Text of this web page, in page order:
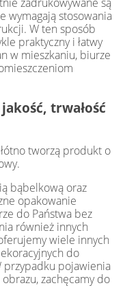
wymagają stosowania
W ten sposób
praktyczny i łatwy
w mieszkaniu, biurze
trwałość
tworzą produkt o
bąbelkową oraz
opakowanie
do Państwa bez
również innych
wiele innych
do
przypadku pojawienia
zachęcamy do